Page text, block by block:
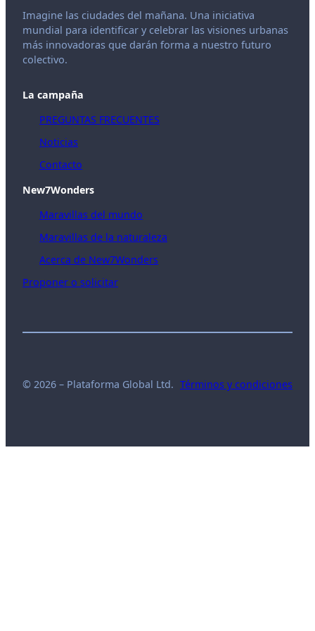
Imagine las ciudades del mañana. Una iniciativa
mundial para identificar y celebrar las visiones urbanas
más innovadoras que darán forma a nuestro futuro
colectivo.
La campaña
PREGUNTAS FRECUENTES
Noticias
Contacto
New7Wonders
Maravillas del mundo
Maravillas de la naturaleza
Acerca de New7Wonders
Proponer o solicitar
© 2026 – Plataforma Global Ltd. Términos y condiciones